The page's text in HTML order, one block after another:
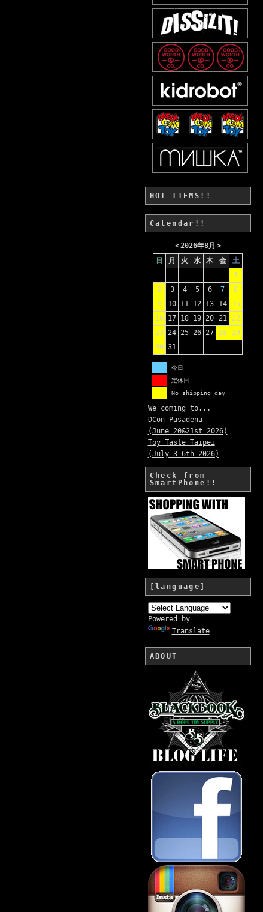
HOT ITEMS!!
Calendar!!
＜2026年8月 ＞
日
月 火 水 木 金
土
1
2
3 4 5 6 7
8
9
10 11 12 13 14
15
16 17 18 19 20 21
22
23 24 25 26 27 28
29
30 31
今日
定休日
No shipping day
We coming to...
DCon Pasadena
(June 20&21st 2026)
Toy Taste Taipei
(July 3-6th 2026)
Check from
SmartPhone!!
[language]
Powered by
Translate
ABOUT